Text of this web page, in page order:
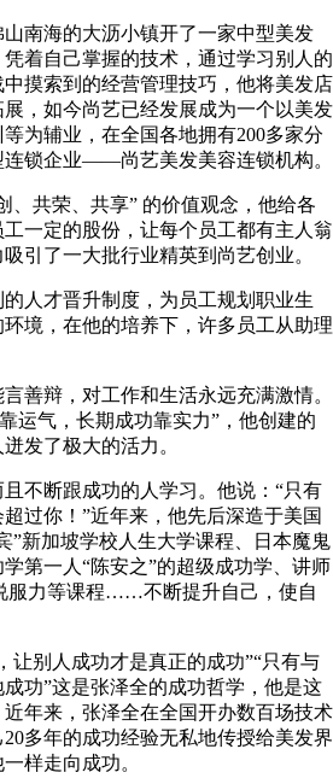
山南海的大沥小镇开了一家中型美发
着自己掌握的技术，通过学习别人的
摸索到的经营管理技巧，他将美发店
，如今尚艺已经发展成为一个以美发
为辅业，在全国各地拥有200多家分
连锁企业——尚艺美发美容连锁机构。
、共荣、共享” 的价值观念，他给各
一定的股份，让每个员工都有主人翁
引了一大批行业精英到尚艺创业。
人才晋升制度，为员工规划职业生
境，在他的培养下，许多员工从助理
善辩，对工作和生活永远充满激情。
运气，长期成功靠实力”，他创建的
发了极大的活力。
不断跟成功的人学习。他说：“只有
过你！”近年来，他先后深造于美国
”新加坡学校人生大学课程、日本魔鬼
第一人“陈安之”的超级成功学、讲师
服力等课程……不断提升自己，使自
让别人成功才是真正的成功”“只有与
功”这是张泽全的成功哲学，他是这
年来，张泽全在全国开办数百场技术
多年的成功经验无私地传授给美发界
样走向成功。